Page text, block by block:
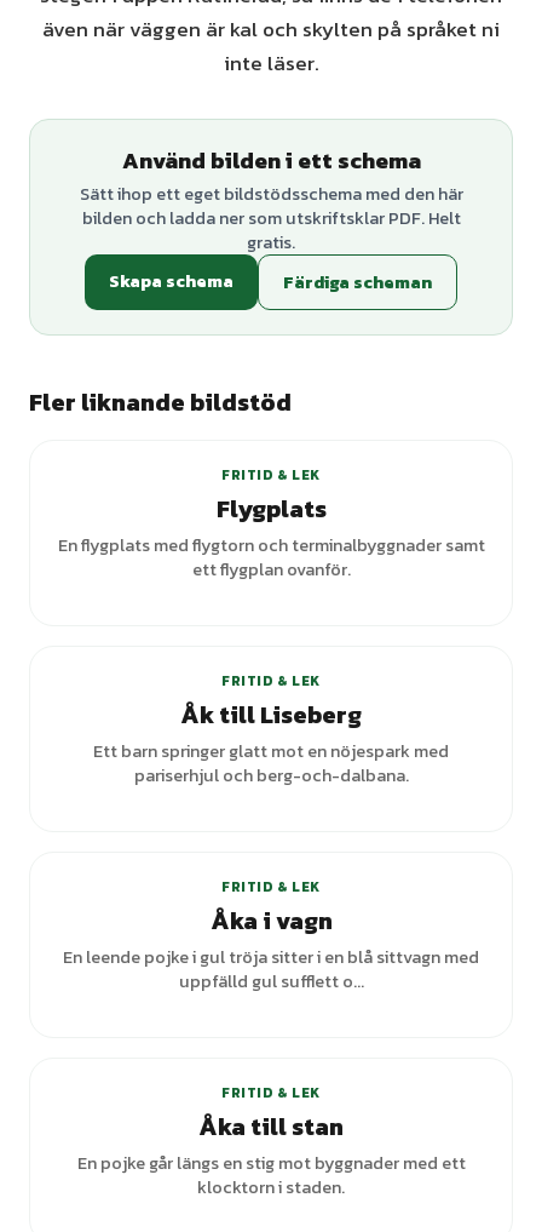
även när väggen är kal och skylten på språket ni
inte läser.
Använd bilden i ett schema
Sätt ihop ett eget bildstödsschema med den här
bilden och ladda ner som utskriftsklar PDF. Helt
gratis.
Skapa schema
Färdiga scheman
Fler liknande bildstöd
FRITID & LEK
Flygplats
En flygplats med flygtorn och terminalbyggnader samt
ett flygplan ovanför.
FRITID & LEK
Åk till Liseberg
Ett barn springer glatt mot en nöjespark med
pariserhjul och berg-och-dalbana.
FRITID & LEK
Åka i vagn
En leende pojke i gul tröja sitter i en blå sittvagn med
uppfälld gul sufflett o...
FRITID & LEK
Åka till stan
En pojke går längs en stig mot byggnader med ett
klocktorn i staden.